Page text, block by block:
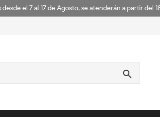
el 7 al 17 de Agosto, se atenderán a partir del
search